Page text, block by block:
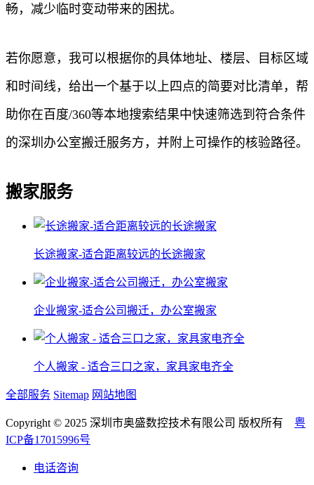
畅，减少临时变动带来的困扰。
若你愿意，我可以根据你的具体地址、楼层、目标区域
和时间线，给出一个基于以上四点的简要对比清单，帮
助你在百度/360等本地搜索结果中快速筛选到符合条件
的深圳办公室搬迁服务方，并附上可操作的核验路径。
搬家服务
长途搬家-适合距离较远的长途搬家
企业搬家-适合公司搬迁，办公室搬家
个人搬家 - 适合三口之家，家具家电齐全
全部服务 Sitemap 网站地图
Copyright © 2025 深圳市奥盛数控技术有限公司 版权所有 粤
ICP备17015996号
电话咨询